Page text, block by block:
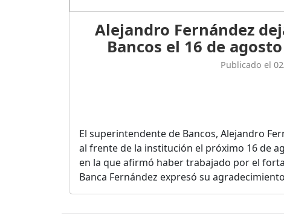
Alejandro Fernández
Bancos el 16 de
Publicado el
El superintendente de Bancos, Alejandro
al frente de la institución el próximo 16 de
en la que afirmó haber trabajado por el
Banca Fernández expresó su